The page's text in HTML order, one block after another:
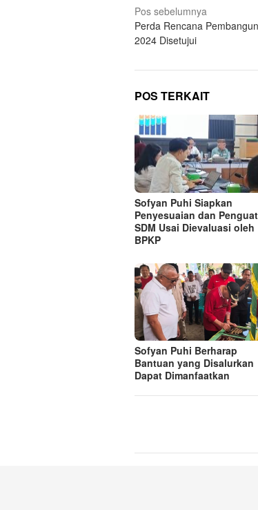
Navigasi
pos
Pos sebelumnya
Perda Rencana
2024 Disetujui
POS TERKAIT
Sofyan Puhi Siapkan
Penyesuaian dan
SDM Usai Dievaluasi oleh
BPKP
Sofyan Puhi Berharap
Bantuan yang Disalurkan
Dapat Dimanfaatkan